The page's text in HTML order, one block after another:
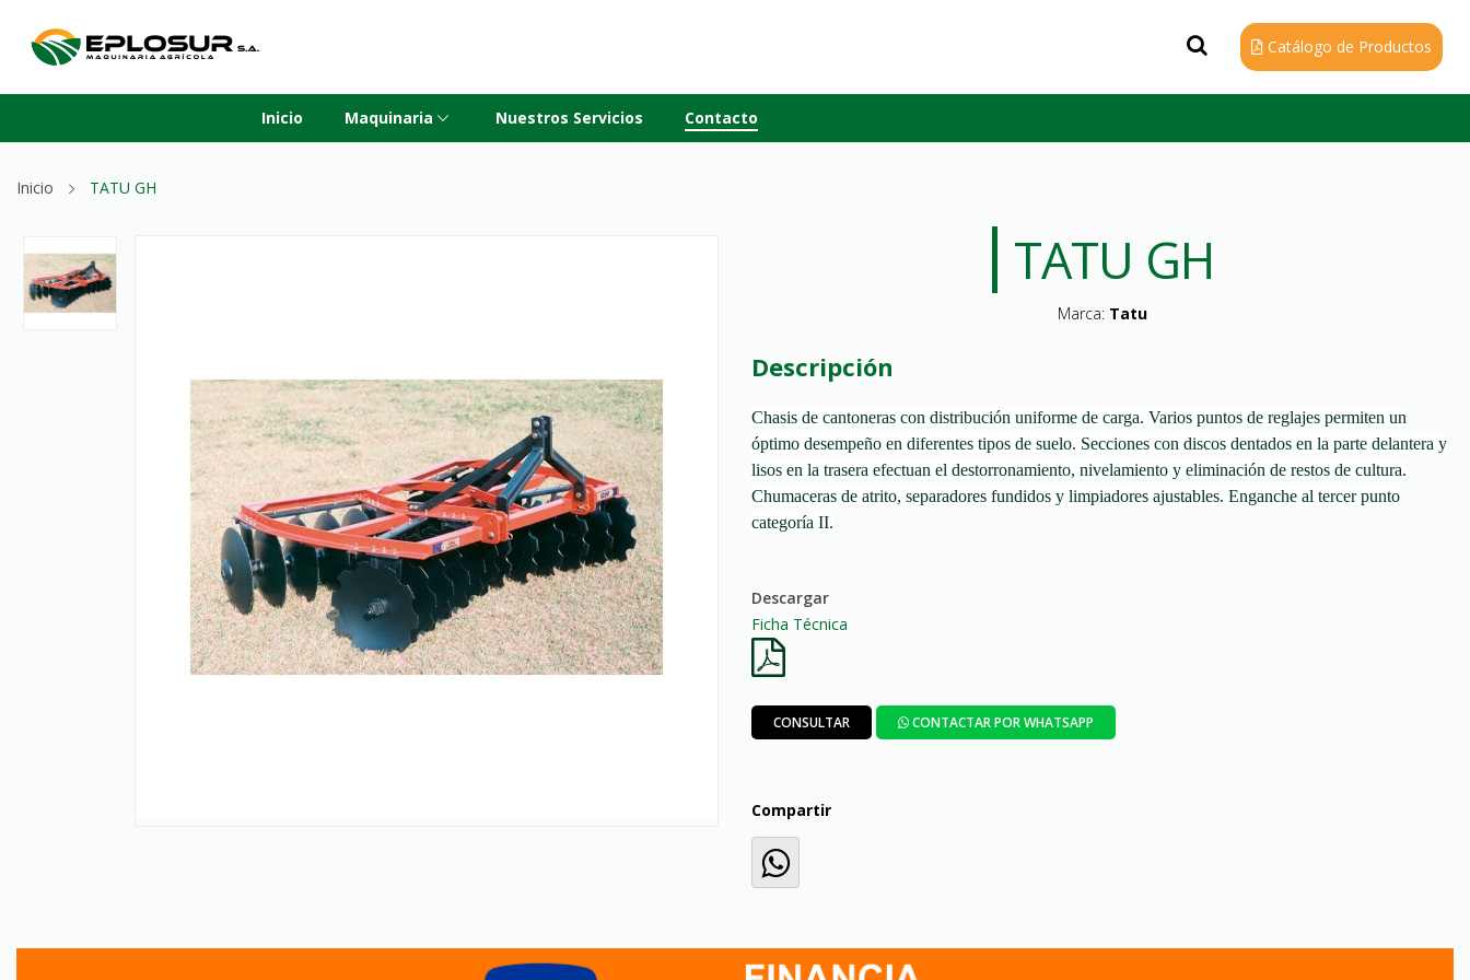
Catálogo de Productos
Inicio Maquinaria Nuestros Servicios Contacto
Inicio TATU GH
TATU GH
Marca: Tatu
Descripción
Chasis de cantoneras con distribución uniforme de carga. Varios puntos de reglajes permiten un
óptimo desempeño en diferentes tipos de suelo. Secciones con discos dentados en la parte delantera y
lisos en la trasera efectuan el destorronamiento, nivelamiento y eliminación de restos de cultura.
Chumaceras de atrito, separadores fundidos y limpiadores ajustables. Enganche al tercer punto
categoría II.
Descargar
Ficha Técnica
CONSULTAR CONTACTAR POR WHATSAPP
Compartir